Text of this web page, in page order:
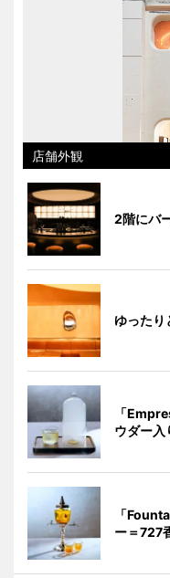
店舗外観
2階にバ
ゆったり
「
ウダー入
「
ー＝727